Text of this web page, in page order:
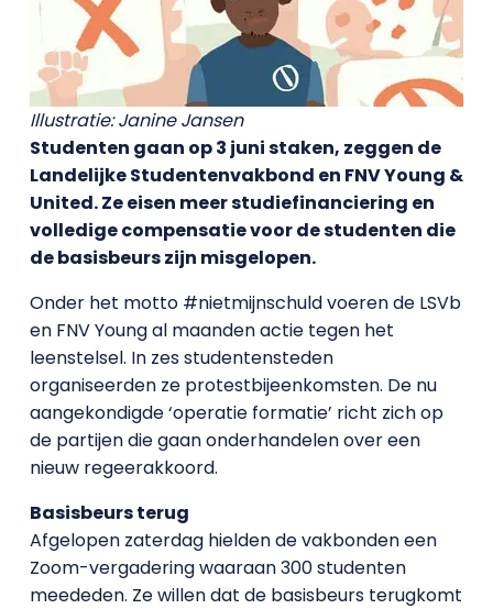
Illustratie: Janine Jansen
Studenten gaan op 3 juni staken, zeggen de
Landelijke Studentenvakbond en FNV Young &
United. Ze eisen meer studiefinanciering en
volledige compensatie voor de studenten die
de basisbeurs zijn misgelopen.
Onder het motto #nietmijnschuld voeren de LSVb
en FNV Young al maanden actie tegen het
leenstelsel. In zes studentensteden
organiseerden ze protestbijeenkomsten. De nu
aangekondigde ‘operatie formatie’ richt zich op
de partijen die gaan onderhandelen over een
nieuw regeerakkoord.
Basisbeurs terug
Afgelopen zaterdag hielden de vakbonden een
Zoom-vergadering waaraan 300 studenten
meededen. Ze willen dat de basisbeurs terugkomt